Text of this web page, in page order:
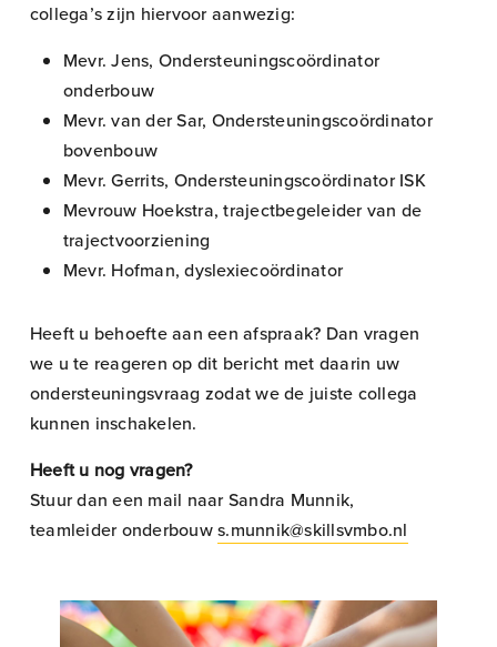
collega’s zijn hiervoor aanwezig:
Mevr. Jens, Ondersteuningscoördinator
onderbouw
Mevr. van der Sar, Ondersteuningscoördinator
bovenbouw
Mevr. Gerrits, Ondersteuningscoördinator ISK
Mevrouw Hoekstra, trajectbegeleider van de
trajectvoorziening
Mevr. Hofman, dyslexiecoördinator
Heeft u behoefte aan een afspraak? Dan vragen
we u te reageren op dit bericht met daarin uw
ondersteuningsvraag zodat we de juiste collega
kunnen inschakelen.
Heeft u nog vragen?
Stuur dan een mail naar Sandra Munnik,
teamleider onderbouws.munnik@skillsvmbo.nl